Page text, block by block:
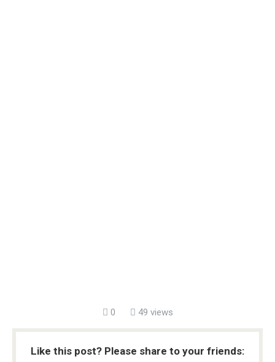
0 49 views
Like this post? Please share to your friends: